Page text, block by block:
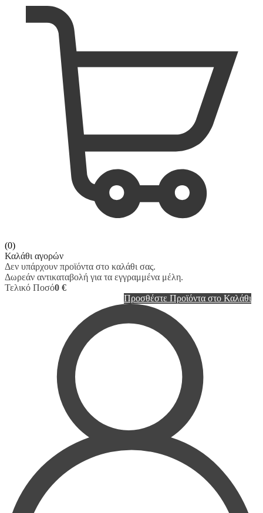
(0)
Καλάθι αγορών
Δεν υπάρχουν προϊόντα στο καλάθι σας.
Δωρεάν αντικαταβολή για τα εγγραμμένα μέλη.
Τελικό Ποσό0 €
Προσθέστε Προϊόντα στο Καλάθι